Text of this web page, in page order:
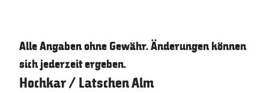
Alle Angaben ohne Gewähr. Änderungen können
sich jederzeit ergeben.
Hochkar / Latschen Alm